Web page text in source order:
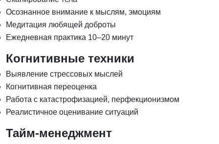
Осознанное внимание к мыслям, эмоциям
Медитация любящей доброты
Ежедневная практика 10–20 минут
Когнитивные техники
Выявление стрессовых мыслей
Когнитивная переоценка
Работа с катастрофизацией, перфекционизмом
Реалистичное оценивание ситуаций
Тайм-менеджмент